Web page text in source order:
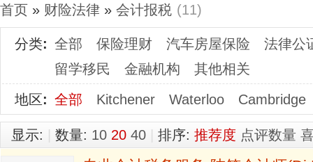
首页 » 财险法律 » 会计报税 (11)
分类: 全部 保险理财 汽车房屋保险
法律公
留学移民
金融机构
其他相关
地区: 全部 Kitchener Waterloo Cambridge
显示: 数量: 10 20 40 排序: 推荐度 点评数量